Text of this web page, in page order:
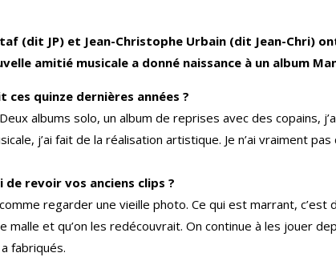
(dit JP) et Jean-Christophe Urbain (dit Jean-Chri)
amitié musicale a donné naissance à un album
ces quinze dernières années ?
albums solo, un album de reprises avec des copains,
j’ai fait de la réalisation artistique. Je n’ai vraiment pas
de revoir vos anciens clips ?
regarder une vieille photo. Ce qui est marrant,
malle et qu’on les redécouvrait. On continue à les jouer
fabriqués.